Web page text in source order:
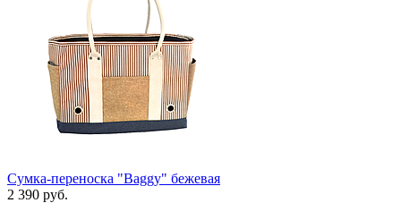
Сумка-переноска "Baggy" бежевая
2 390 руб.